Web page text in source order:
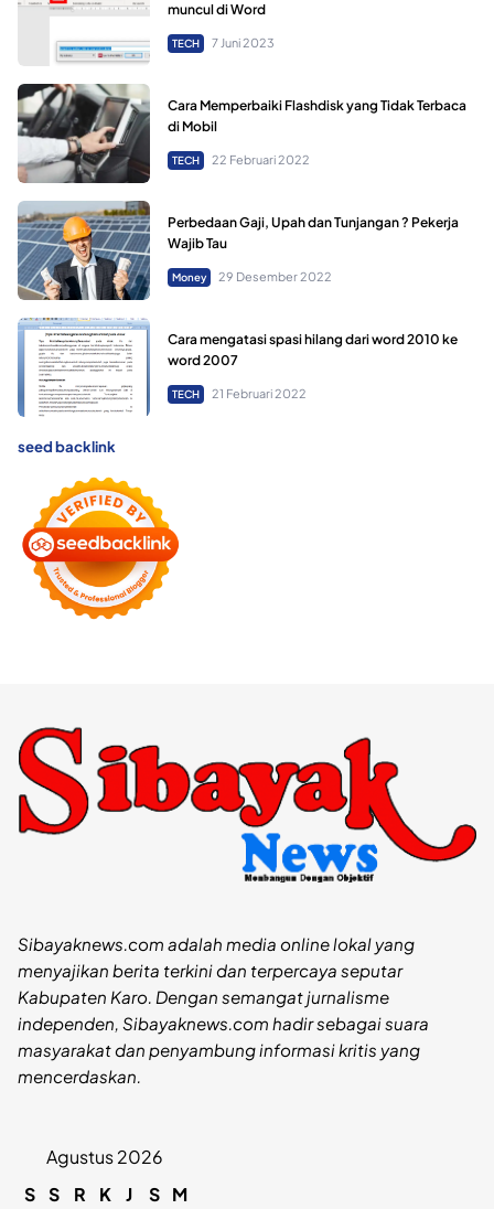
muncul di Word
TECH 7 Juni 2023
Cara Memperbaiki Flashdisk yang Tidak Terbaca
di Mobil
TECH 22 Februari 2022
Perbedaan Gaji, Upah dan Tunjangan ? Pekerja
Wajib Tau
Money 29 Desember 2022
Cara mengatasi spasi hilang dari word 2010 ke
word 2007
TECH 21 Februari 2022
seed backlink
Sibayaknews.com adalah media online lokal yang
menyajikan berita terkini dan terpercaya seputar
Kabupaten Karo. Dengan semangat jurnalisme
independen, Sibayaknews.com hadir sebagai suara
masyarakat dan penyambung informasi kritis yang
mencerdaskan.
Agustus 2026
S S R K J S M